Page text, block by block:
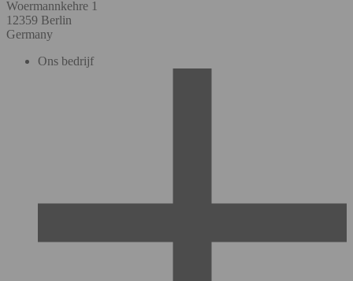
Woermannkehre 1
12359 Berlin
Germany
Ons bedrijf